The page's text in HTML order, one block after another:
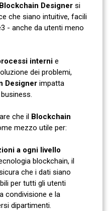
Blockchain Designer si
che siano intuitive, facili
- anche da utenti meno
interni e
dei problemi,
Designer impatta
che il Blockchain
mezzo utile per:
a ogni livello
blockchain, il
che i dati siano
per tutti gli utenti
condivisione e la
dipartimenti.